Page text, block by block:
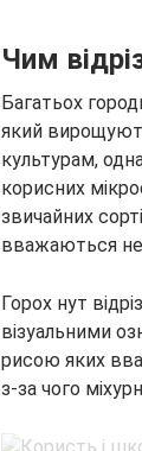
Чим
Багатьох
який
культурам,
корисних
звичайних
вважаються
Горох нут
візуальними
рисою яких
з-за чого